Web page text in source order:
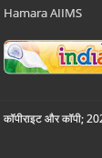
Hamara AIIMS
कॉपीराइट और कॉपी;